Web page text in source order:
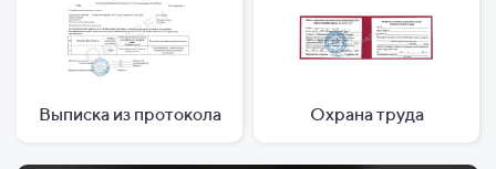
Выписка из протокола Охрана труда